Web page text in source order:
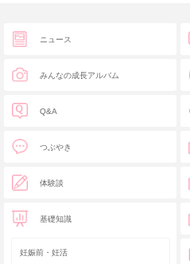
ニュース
みんなの成長アルバム
Q&A
つぶやき
体験談
基礎知識
妊娠前・妊活